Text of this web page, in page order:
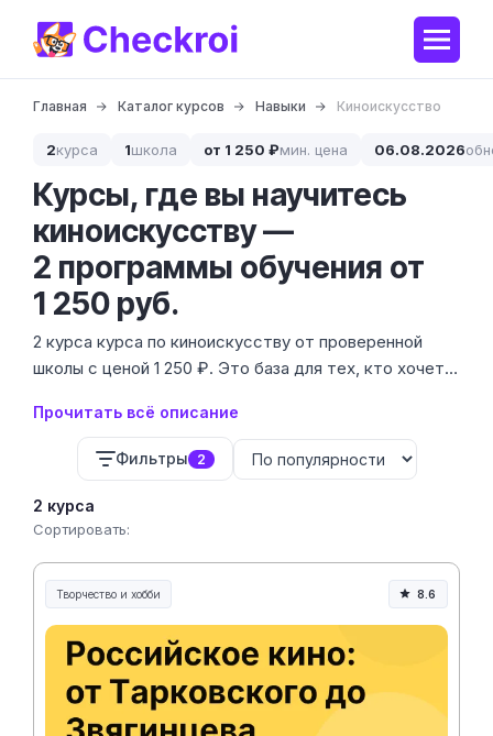
Главная Каталог курсов Навыки Киноискусство
2курса 1школа от 1 250 ₽мин. цена 06.08.2026
Курсы, где вы научитесь
киноискусству —
2 программы обучения от
1 250 руб.
2 курса курса по киноискусству от проверенной
школы с ценой 1 250 ₽. Это база для тех, кто хочет
понимать, как работает кадр, свет и драматургия.
Прочитать всё описание
Фильтры 2
2 курса
Сортировать:
Творчество и хобби
Творчество, контент и хобби
8.6